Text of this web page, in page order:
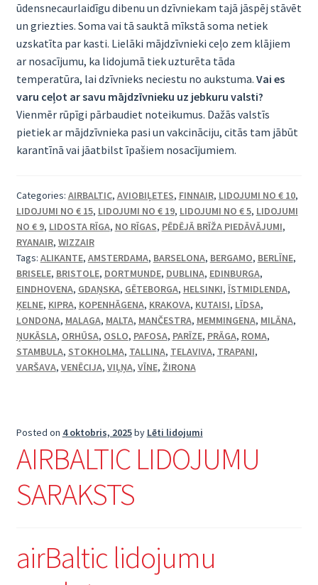
ūdensnecaurlaidīgu dibenu un dzīvniekam tajā jāspēj stāvēt
un griezties. Soma vai tā sauktā mīkstā soma netiek
uzskatīta par kasti. Lielāki mājdzīvnieki ceļo zem klājiem
ar nosacījumu, ka lidojumā tiek uzturēta tāda
temperatūra, lai dzīvnieks neciestu no aukstuma. Vai es
varu ceļot ar savu mājdzīvnieku uz jebkuru valsti?
Vienmēr rūpīgi pārbaudiet noteikumus. Dažās valstīs
pietiek ar mājdzīvnieka pasi un vakcināciju, citās tam jābūt
karantīnā vai jāatbilst īpašiem nosacījumiem.
Categories: AIRBALTIC, AVIOBIĻETES, FINNAIR, LIDOJUMI NO € 10,
LIDOJUMI NO € 15, LIDOJUMI NO € 19, LIDOJUMI NO € 5, LIDOJUMI
NO € 9, LIDOSTA RĪGA, NO RĪGAS, PĒDĒJĀ BRĪŽA PIEDĀVĀJUMI,
RYANAIR, WIZZAIR
Tags: ALIKANTE, AMSTERDAMA, BARSELONA, BERGAMO, BERLĪNE,
BRISELE, BRISTOLE, DORTMUNDE, DUBLINA, EDINBURGA,
EINDHOVENA, GDAŅSKA, GĒTEBORGA, HELSINKI, ĪSTMIDLENDA,
ĶELNE, KIPRA, KOPENHĀGENA, KRAKOVA, KUTAISI, LĪDSA,
LONDONA, MALAGA, MALTA, MANČESTRA, MEMMINGENA, MILĀNA,
ŅUKĀSLA, ORHŪSA, OSLO, PAFOSA, PARĪZE, PRĀGA, ROMA,
STAMBULA, STOKHOLMA, TALLINA, TELAVIVA, TRAPANI,
VARŠAVA, VENĒCIJA, VIĻŅA, VĪNE, ŽIRONA
Posted on 4 oktobris, 2025by Lēti lidojumi
AIRBALTIC LIDOJUMU
SARAKSTS
airBaltic lidojumu